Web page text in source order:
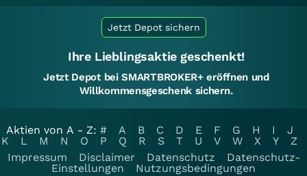
Jetzt Depot sichern
Ihre Lieblingsaktie geschenkt!
Jetzt Depot bei SMARTBROKER+ eröffnen und
Willkommensgeschenk sichern.
Aktien von A - Z: # A B C D E F G H I
J
K
L M N O P Q R S T U V W X Y
Z
Impressum
Disclaimer Datenschutz
Datenschutz-
Einstellungen
Nutzungsbedingungen